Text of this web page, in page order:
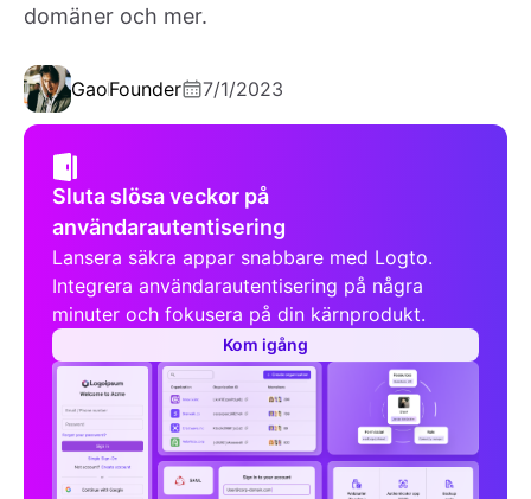
domäner och mer.
GaoFounder 7/1/2023
Sluta slösa veckor på
användarautentisering
Lansera säkra appar snabbare med Logto.
Integrera användarautentisering på några
minuter och fokusera på din kärnprodukt.
Kom igång